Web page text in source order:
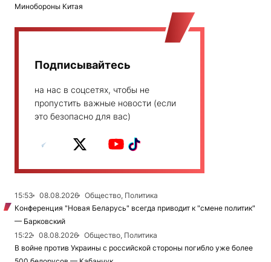
Минобороны Китая
Подписывайтесь
на нас в соцсетях, чтобы не
пропустить важные новости (если
это безопасно для вас)
15:53 08.08.2026
Общество, Политика
Конференция "Новая Беларусь" всегда приводит к "смене политик"
— Барковский
15:22
08.08.2026
Общество, Политика
В войне против Украины с российской стороны погибло уже более